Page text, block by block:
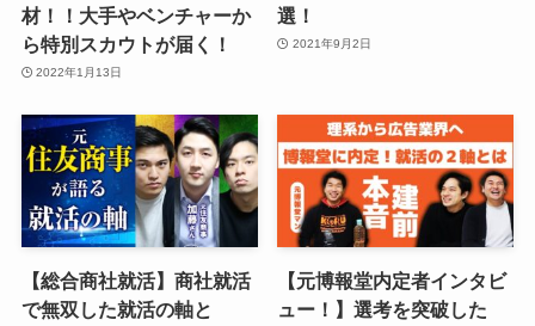
材！！大手やベンチャーか
ら特別スカウトが届く！
2022年1月13日
選！
2021年9月2日
【総合商社就活】商社就活
で無双した就活の軸と
【元博報堂内定者インタビ
ュー！】選考を突破した